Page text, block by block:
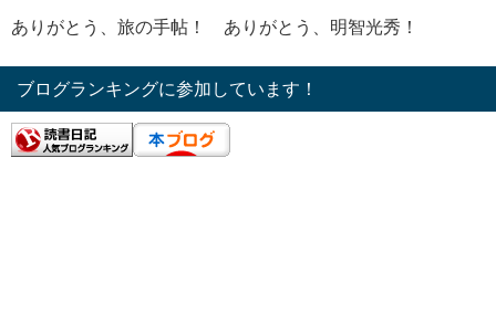
ありがとう、旅の手帖！ ありがとう、明智光秀！
ブログランキングに参加しています！